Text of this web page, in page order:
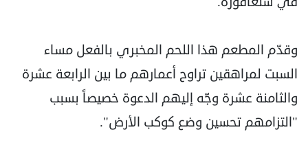
وقدّم المطعم هذا اللحم المخبري بالفعل مساء
السبت لمراهقين تراوح أعمارهم ما بين الرابعة عشرة
والثامنة عشرة وجّه إليهم الدعوة خصيصاً بسبب
"التزامهم تحسين وضع كوكب الأرض".